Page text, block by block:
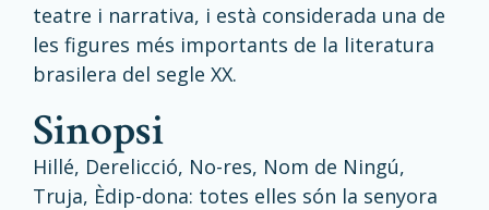
teatre i narrativa, i està considerada una de
les figures més importants de la literatura
brasilera del segle XX.
sinopsi
Hillé, Derelicció, No-res, Nom de Ningú,
Truja, Èdip-dona: totes elles són la senyora